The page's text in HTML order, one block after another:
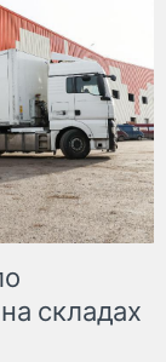
складах